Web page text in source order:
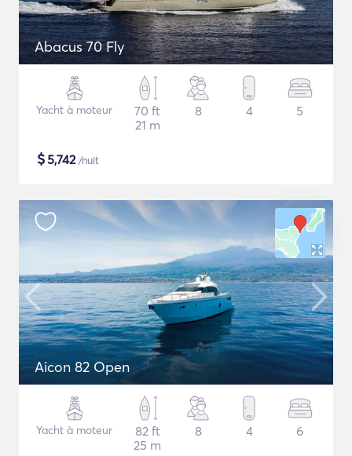
Abacus 70 Fly
Yacht à moteur
70 ft
21 m
8 4 5
$5,742/nuit
Aicon 82 Open
Yacht à moteur
82 ft
25 m
8 4 6